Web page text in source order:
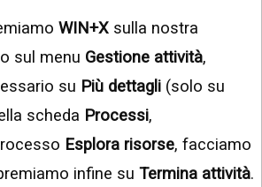
WIN+X sulla nostra
sul menu Gestione attività,
su Più dettagli (solo su
scheda Processi,
Esplora risorse, facciamo
infine su Termina attività.